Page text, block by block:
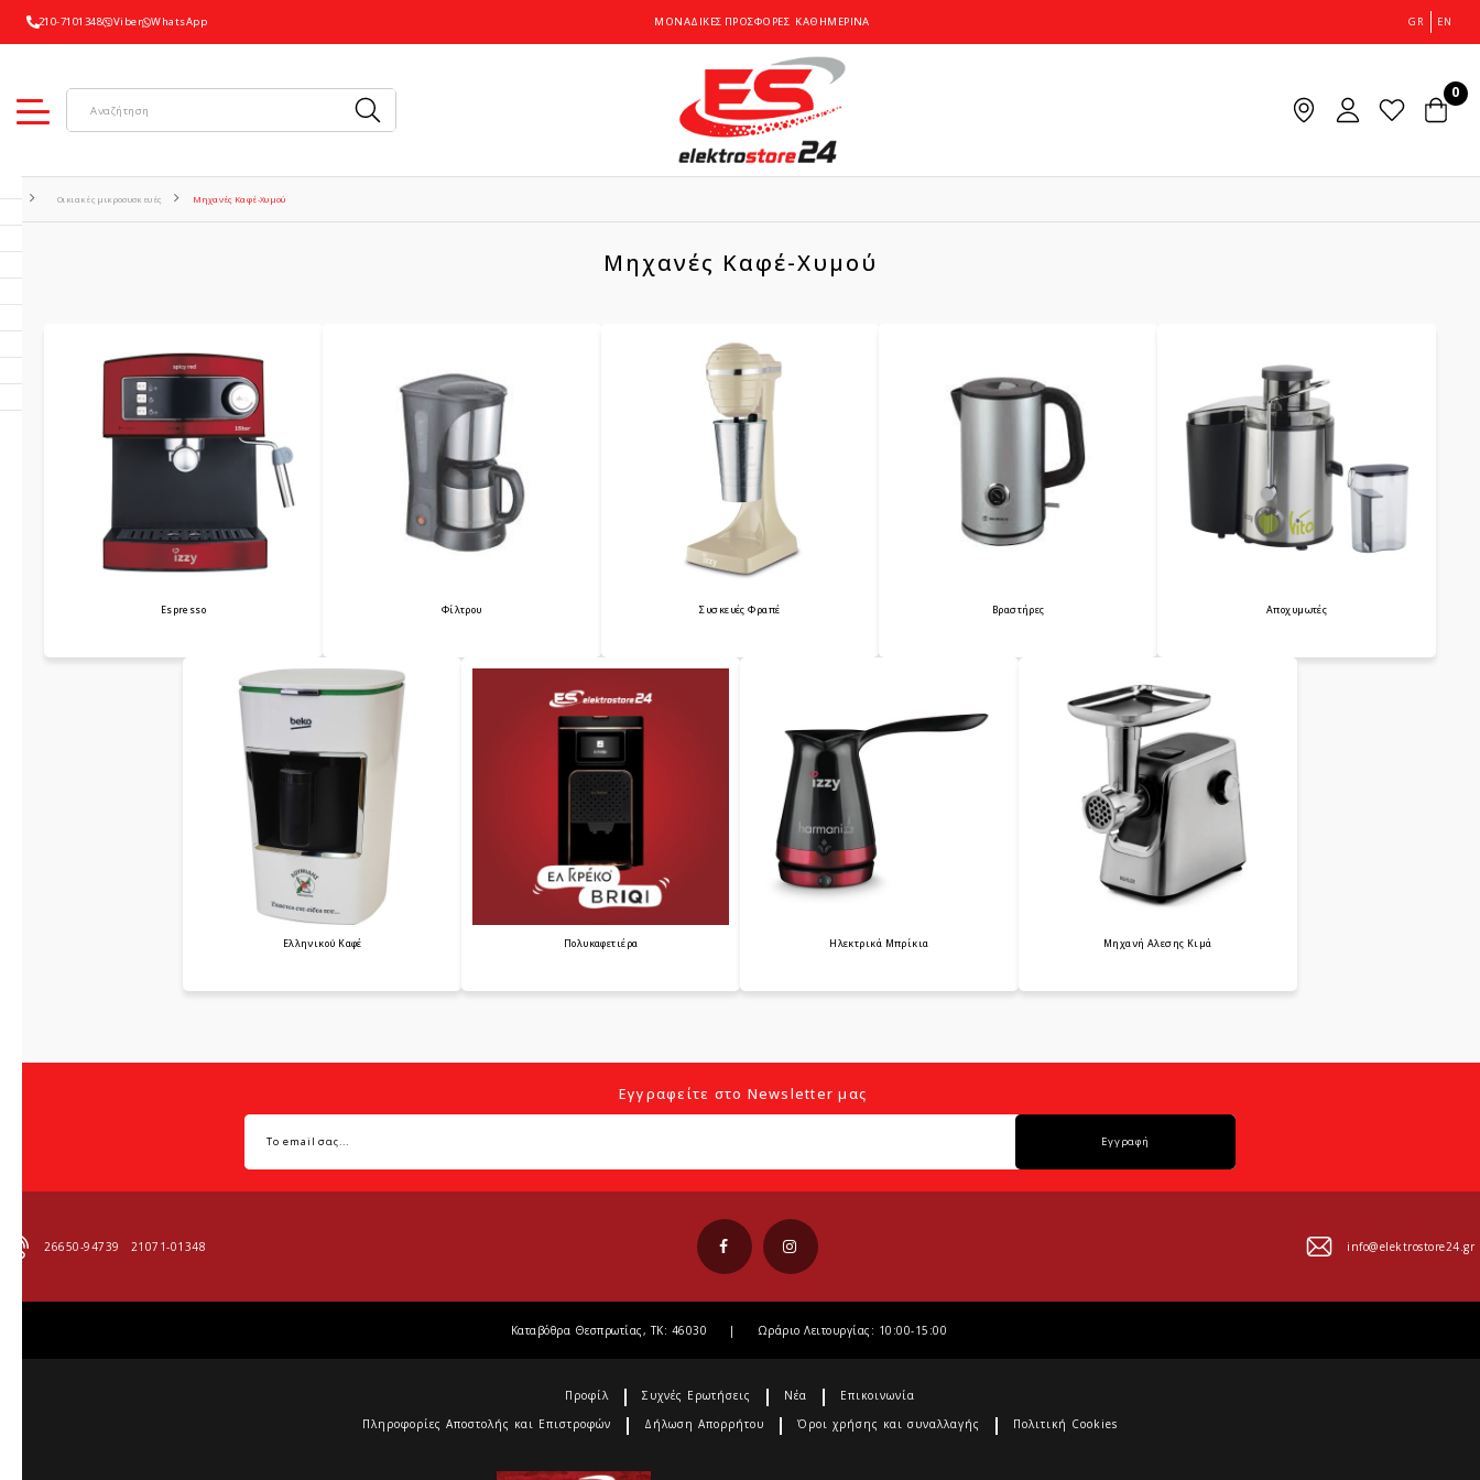
ΜΟΝΑΔΙΚΕΣ ΠΡΟΣΦΟΡΕΣ ΚΑΘΗΜΕΡΙΝΑ
210-7101348 Viber WhatsApp GR EN
0
Οικιακές μικροσυσκευές Μηχανές Καφέ-Χυμού
Espresso Φίλτρου Συσκευές Φραπέ Βραστήρες Αποχυμωτές
Ελληνικού Καφέ Πολυκαφετιέρα Ηλεκτρικά Μπρίκια Μηχανή Αλεσης Κιμά
Μηχανές Καφέ-Χυμού
Εγγραφείτε στο Newsletter μας
Εγγραφή
26650-94739 21071-01348 info@elektrostore24.gr
Καταβόθρα Θεσπρωτίας, ΤΚ: 46030 | Ωράριο Λειτουργίας: 10:00-15:00
Προφίλ Συχνές Ερωτήσεις Νέα
Επικοινωνία
Πληροφορίες Αποστολής και Επιστροφών
Δήλωση Απορρήτου Όροι χρήσης και συναλλαγής Πολιτική Cookies